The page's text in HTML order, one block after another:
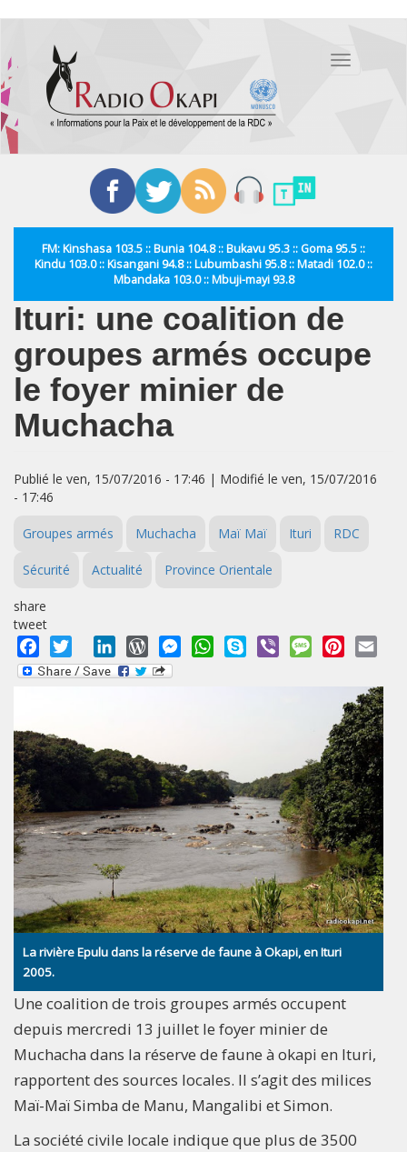
contenu
principal
Toggle
FM: Kinshasa 103.5 :: Bunia 104.8 :: Bukavu 95.3 :: Goma 95.5 ::
Kindu 103.0 :: Kisangani 94.8 :: Lubumbashi 95.8 :: Matadi 102.0 ::
Mbandaka 103.0 :: Mbuji-mayi 93.8
Ituri: une coalition de
groupes armés occupe
le foyer minier de
Muchacha
Publié le ven, 15/07/2016 - 17:46 | Modifié le ven, 15/07/2016
- 17:46
Groupes armés Muchacha Maï Maï Ituri RDC
Sécurité Actualité Province Orientale
share
tweet
Facebook
Twitter LinkedInWordPressMessengerWhatsApp
Skype Viber MessagePinterest
La rivière Epulu dans la réserve de faune à Okapi, en Ituri
2005.
Une coalition de trois groupes armés occupent
depuis mercredi 13 juillet le foyer minier de
Muchacha dans la réserve de faune à okapi en Ituri,
rapportent des sources locales. Il s’agit des milices
Maï-Maï Simba de Manu, Mangalibi et Simon.
La société civile locale indique que plus de 3500